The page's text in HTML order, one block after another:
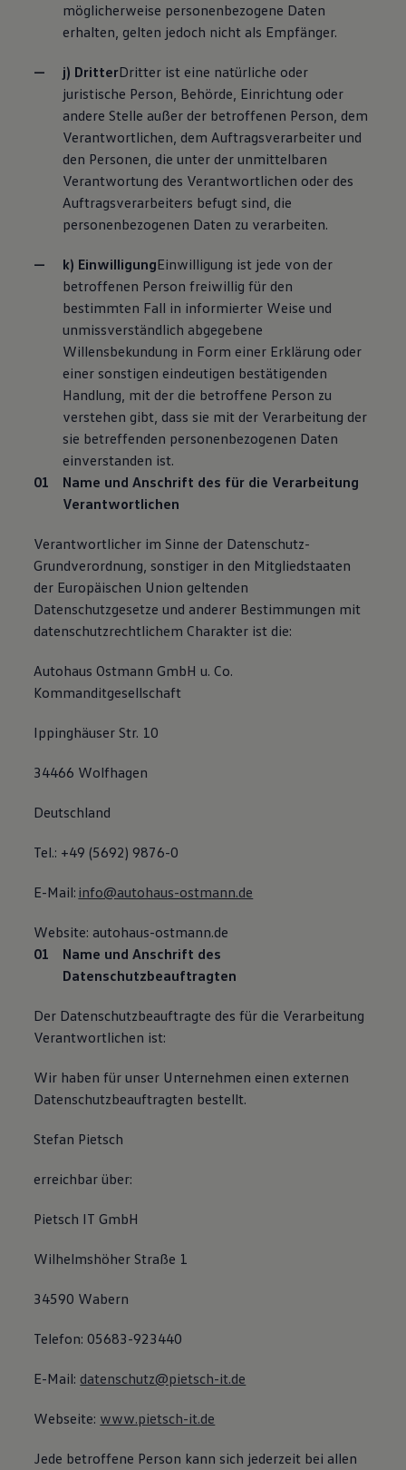
möglicherweise personenbezogene Daten
erhalten, gelten jedoch nicht als Empfänger.
j) DritterDritter ist eine natürliche oder
juristische Person, Behörde, Einrichtung oder
andere Stelle außer der betroffenen Person, dem
Verantwortlichen, dem Auftragsverarbeiter und
den Personen, die unter der unmittelbaren
Verantwortung des Verantwortlichen oder des
Auftragsverarbeiters befugt sind, die
personenbezogenen Daten zu verarbeiten.
k) EinwilligungEinwilligung ist jede von der
betroffenen Person freiwillig für den
bestimmten Fall in informierter Weise und
unmissverständlich abgegebene
Willensbekundung in Form einer Erklärung oder
einer sonstigen eindeutigen bestätigenden
Handlung, mit der die betroffene Person zu
verstehen gibt, dass sie mit der Verarbeitung der
sie betreffenden personenbezogenen Daten
einverstanden ist.
Name und Anschrift des für die Verarbeitung
Verantwortlichen
Verantwortlicher im Sinne der Datenschutz-
Grundverordnung, sonstiger in den Mitgliedstaaten
der Europäischen Union geltenden
Datenschutzgesetze und anderer Bestimmungen mit
datenschutzrechtlichem Charakter ist die:
Autohaus Ostmann GmbH u. Co.
Kommanditgesellschaft
Ippinghäuser Str. 10
34466 Wolfhagen
Deutschland
Tel.: +49 (5692) 9876-0
E-Mail: info@autohaus-ostmann.de
Website: autohaus-ostmann.de
Name und Anschrift des
Datenschutzbeauftragten
Der Datenschutzbeauftragte des für die Verarbeitung
Verantwortlichen ist:
Wir haben für unser Unternehmen einen externen
Datenschutzbeauftragten bestellt.
Stefan Pietsch
erreichbar über:
Pietsch IT GmbH
Wilhelmshöher Straße 1
34590 Wabern
Telefon: 05683-923440
E-Mail: datenschutz@pietsch-it.de
Webseite: www.pietsch-it.de
Jede betroffene Person kann sich jederzeit bei allen